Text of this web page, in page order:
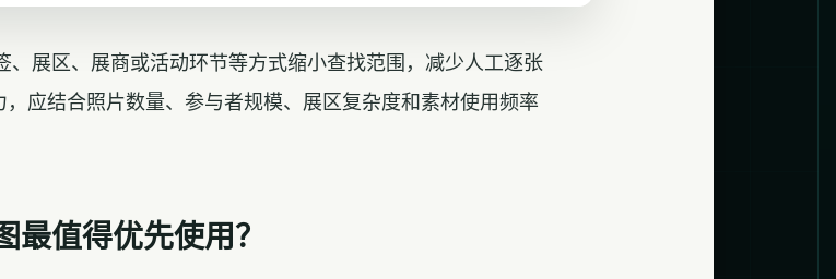
展区、展商或活动环节等方式缩小查找范围，减少人工逐张
应结合照片数量、参与者规模、展区复杂度和素材使用频率
最值得优先使用？